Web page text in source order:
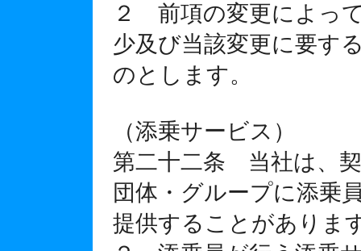
２ 前項の変更によっ
少及び当該変更に要す
のとします。
（添乗サービス）
第二十二条 当社は、
団体・グループに添乗
提供することがありま